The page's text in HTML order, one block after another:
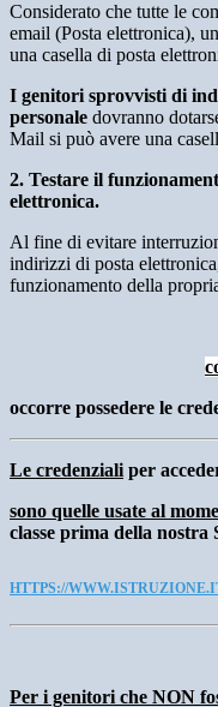
Considerato che tutte le
email (Posta elettronica),
una casella di posta
I genitori sprovvisti di
personale dovranno
Mail si può avere una
2. Testare il
elettronica.
Al fine di evitare
indirizzi di posta
funzionamento della
occorre possedere le
Le credenziali per
sono quelle usate al
classe prima della nostra
HTTPS://
Per i genitori che NON